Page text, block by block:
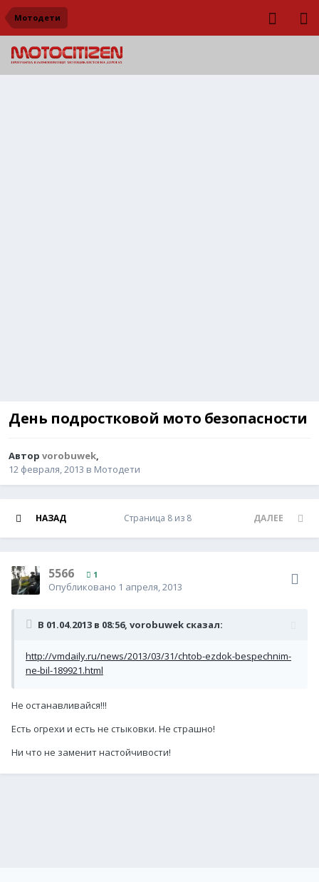
Мотодети
День подростковой мото безопасности
Автор vorobuwek,
12 февраля, 2013 в Мотодети
НАЗАД ДАЛЕЕ
Страница 8 из 8
5566 1
Опубликовано 1 апреля, 2013
В 01.04.2013 в 08:56, vorobuwek сказал:
http://vmdaily.ru/news/2013/03/31/chtob-ezdok-bespechnim-
ne-bil-189921.html
Не останавливайся!!!
Есть огрехи и есть не стыковки. Не страшно!
Ни что не заменит настойчивости!